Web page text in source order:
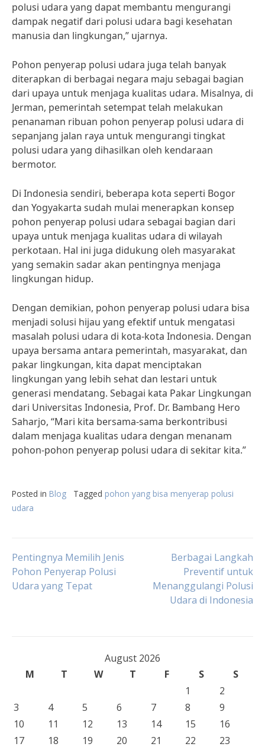
polusi udara yang dapat membantu mengurangi
dampak negatif dari polusi udara bagi kesehatan
manusia dan lingkungan,” ujarnya.
Pohon penyerap polusi udara juga telah banyak
diterapkan di berbagai negara maju sebagai bagian
dari upaya untuk menjaga kualitas udara. Misalnya, di
Jerman, pemerintah setempat telah melakukan
penanaman ribuan pohon penyerap polusi udara di
sepanjang jalan raya untuk mengurangi tingkat
polusi udara yang dihasilkan oleh kendaraan
bermotor.
Di Indonesia sendiri, beberapa kota seperti Bogor
dan Yogyakarta sudah mulai menerapkan konsep
pohon penyerap polusi udara sebagai bagian dari
upaya untuk menjaga kualitas udara di wilayah
perkotaan. Hal ini juga didukung oleh masyarakat
yang semakin sadar akan pentingnya menjaga
lingkungan hidup.
Dengan demikian, pohon penyerap polusi udara bisa
menjadi solusi hijau yang efektif untuk mengatasi
masalah polusi udara di kota-kota Indonesia. Dengan
upaya bersama antara pemerintah, masyarakat, dan
pakar lingkungan, kita dapat menciptakan
lingkungan yang lebih sehat dan lestari untuk
generasi mendatang. Sebagai kata Pakar Lingkungan
dari Universitas Indonesia, Prof. Dr. Bambang Hero
Saharjo, “Mari kita bersama-sama berkontribusi
dalam menjaga kualitas udara dengan menanam
pohon-pohon penyerap polusi udara di sekitar kita.”
Posted in Blog Tagged pohon yang bisa menyerap polusi
udara
Post
navigation
Pentingnya Memilih Jenis
Pohon Penyerap Polusi
Udara yang Tepat
Berbagai Langkah
Preventif untuk
Menanggulangi Polusi
Udara di Indonesia
August 2026
M
T W T F S
S
1
2
3
4 5 6 7 8
9
10
11 12 13 14 15
16
17
18 19 20 21 22
23